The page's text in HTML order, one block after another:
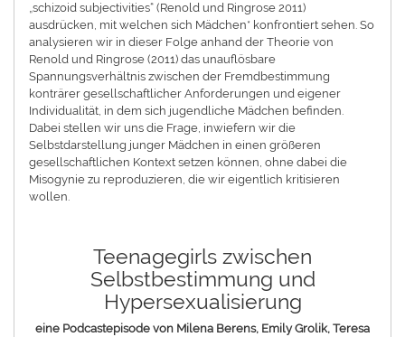
„schizoid subjectivities“ (Renold und Ringrose 2011)
ausdrücken, mit welchen sich Mädchen* konfrontiert sehen. So
analysieren wir in dieser Folge anhand der Theorie von
Renold und Ringrose (2011) das unauflösbare
Spannungsverhältnis zwischen der Fremdbestimmung
konträrer gesellschaftlicher Anforderungen und eigener
Individualität, in dem sich jugendliche Mädchen befinden.
Dabei stellen wir uns die Frage, inwiefern wir die
Selbstdarstellung junger Mädchen in einen größeren
gesellschaftlichen Kontext setzen können, ohne dabei die
Misogynie zu reproduzieren, die wir eigentlich kritisieren
wollen.
Teenagegirls zwischen
Selbstbestimmung und
Hypersexualisierung
eine Podcastepisode von Milena Berens, Emily Grolik, Teresa